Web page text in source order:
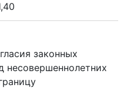
законных
несовершеннолетних